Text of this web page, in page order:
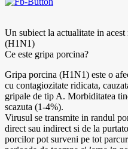
Un subiect la actualitate in
(H1N1)
Ce este gripa porcina?
Gripa porcina (H1N1) este o
cu contagiozitate ridicata,
gripale de tip A. Morbiditatea
scazuta (1-4%).
Virusul se transmite in randul
direct sau indirect si de la
porcilor pot surveni pe tot